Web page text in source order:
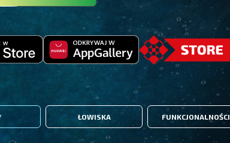
ŁOWISKA FUNKCJONALNOŚCI